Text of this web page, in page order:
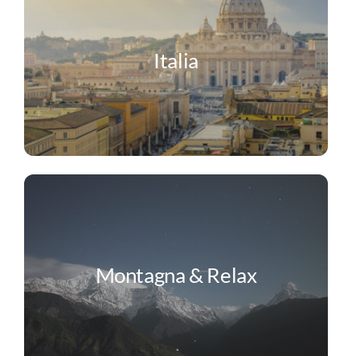
Italia
Montagna & Relax